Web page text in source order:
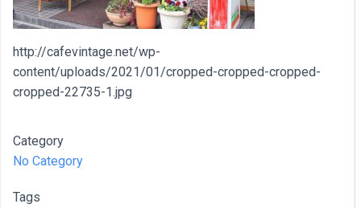
http://cafevintage.net/wp-
content/uploads/2021/01/cropped-cropped-cropped-
cropped-22735-1.jpg
Category
No Category
Tags